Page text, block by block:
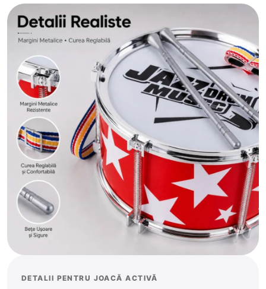
DETALII PENTRU JOACĂ ACTIVĂ